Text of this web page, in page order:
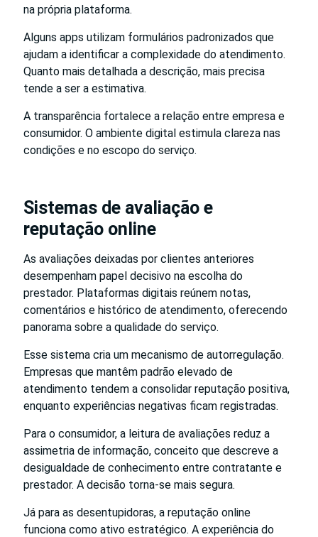
na própria plataforma.
Alguns apps utilizam formulários padronizados que
ajudam a identificar a complexidade do atendimento.
Quanto mais detalhada a descrição, mais precisa
tende a ser a estimativa.
A transparência fortalece a relação entre empresa e
consumidor. O ambiente digital estimula clareza nas
condições e no escopo do serviço.
Sistemas de avaliação e
reputação online
As avaliações deixadas por clientes anteriores
desempenham papel decisivo na escolha do
prestador. Plataformas digitais reúnem notas,
comentários e histórico de atendimento, oferecendo
panorama sobre a qualidade do serviço.
Esse sistema cria um mecanismo de autorregulação.
Empresas que mantêm padrão elevado de
atendimento tendem a consolidar reputação positiva,
enquanto experiências negativas ficam registradas.
Para o consumidor, a leitura de avaliações reduz a
assimetria de informação, conceito que descreve a
desigualdade de conhecimento entre contratante e
prestador. A decisão torna-se mais segura.
Já para as desentupidoras, a reputação online
funciona como ativo estratégico. A experiência do